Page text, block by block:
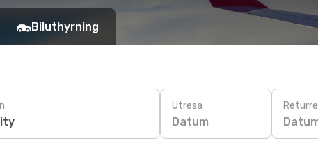
Biluthyrning
Utresa
Datum